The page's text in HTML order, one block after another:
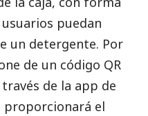
puedan
un detergente. Por
de un código QR
de la app de
proporcionará el